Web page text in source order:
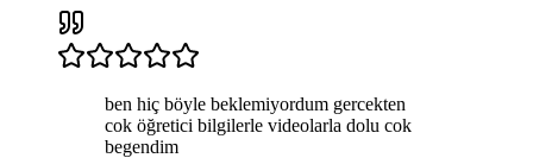
ben hiç böyle beklemiyordum gercekten
cok öğretici bilgilerle videolarla dolu cok
begendim